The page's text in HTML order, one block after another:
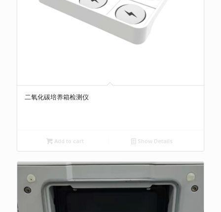
二氧化碳培养箱检测仪
Add to cart Show Details